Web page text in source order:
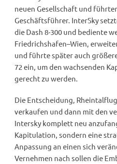
neuen Gesellschaft und
Geschäftsführer. InterSky
die Dash 8-300 und bediente
Friedrichshafen–Wien,
und führte später auch
72 ein, um den wachsenden
gerecht zu werden.
Die Entscheidung,
verkaufen und dann mit den
Intersky komplett neu
Kapitulation, sondern eine
Anpassung an einen sich
Vernehmen nach sollen die